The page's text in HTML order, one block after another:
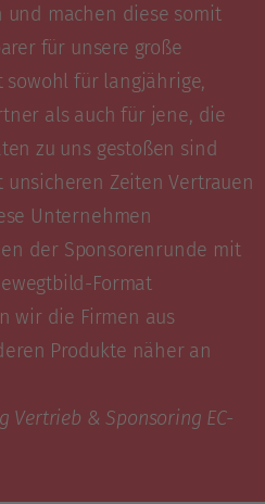
und machen diese somit
für unsere große
sowohl für langjährige,
als auch für jene, die
zu uns gestoßen sind
Zeiten Vertrauen
Unternehmen
der Sponsorenrunde mit
Format
wir die Firmen aus
Produkte näher an
Vertrieb & Sponsoring EC-